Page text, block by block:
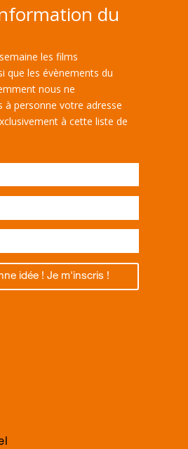
du
les films
que les évènements du
nous ne
à personne votre adresse
à cette liste de
idée ! Je m'inscris !